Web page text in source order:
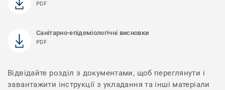
PDF
Санітарно-епідеміологічні висновки
PDF
Відвідайте розділ з документами, щоб переглянути і
завантажити інструкції з укладання та інші матеріали